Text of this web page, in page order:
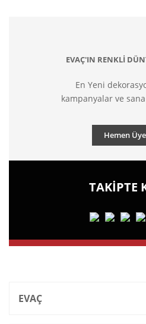
EVAÇ'IN RENKLİ
En Yeni
kampanyalar ve
Hemen
TAKİPTE
EVAÇ